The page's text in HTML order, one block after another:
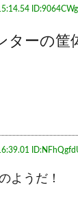
ターの筐
ようだ！